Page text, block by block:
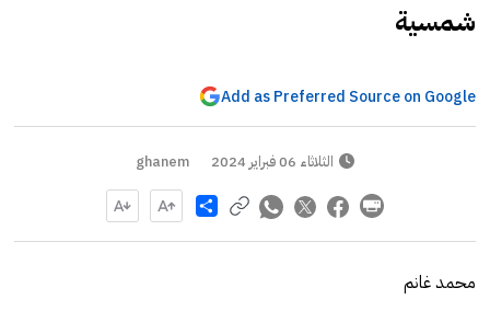
شمسية
Add as Preferred Source on Google
الثلاثاء 06 فبراير 2024 ghanem
Share
محمد غانم